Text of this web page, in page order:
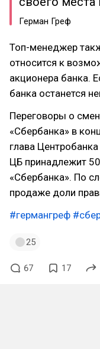
Герман Греф
Топ-менеджер
относится к
акционера банка.
банка останется
Переговоры о
«Сбербанка» в
глава
ЦБ принадлежит
«Сбербанка». По
продаже доли
#германгреф
25
67 17